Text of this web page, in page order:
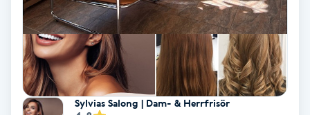
Fillers
Fotmassage
Sylvias Salong | Dam- & Herrfrisör